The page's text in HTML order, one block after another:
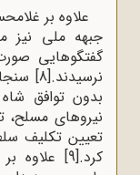
علاوه بر
جبهه ملی نیز
گفتگوهایی
نرسیدند.[8]
بدون توافق
نیروهای مسلح،
تعیین تکلیف
کرد.[9]
علاوه